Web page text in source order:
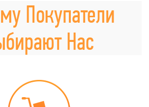
Покупатели
Нас